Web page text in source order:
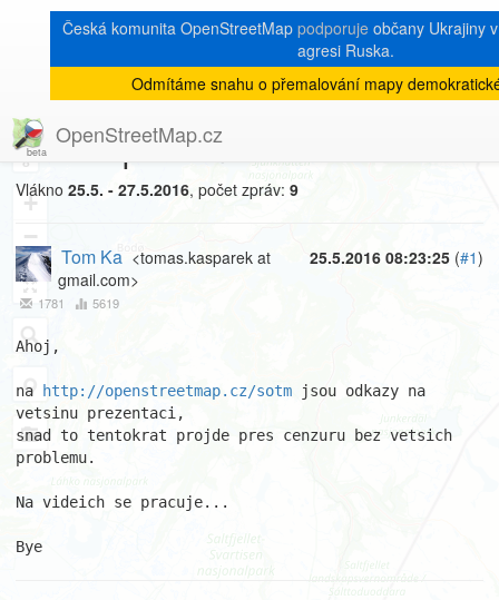
Česká komunita OpenStreetMap podporujeobčany Ukrajiny
agresi Ruska.
Odmítáme snahu o přemalování mapy
OpenStreetMap.cz
8
+
−
« zpět na výpis měsíce|
[Talk-cz]
SotM - prezentace
Vlákno 25.5. - 27.5.2016, počet zpráv: 9
25.5.2016 08:23:25 (#1)
Tom Ka <tomas.kasparek at
gmail.com>
1781 5619
Ahoj,
na http://openstreetmap.cz/sotm jsou odkazy na
vetsinu prezentaci,
snad to tentokrat projde pres cenzuru bez vetsich
problemu.
Na videich se pracuje...
Bye